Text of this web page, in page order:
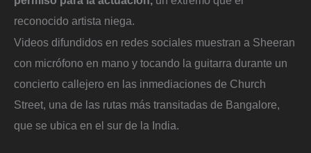
reconocido artista niega.
Videos difundidos en redes sociales muestran a Sheeran
con micrófono en mano y tocando la guitarra durante un
concierto callejero en las inmediaciones de Church
Street, una de las rutas más transitadas de Bangalore,
que se ubica en el sur de la India.